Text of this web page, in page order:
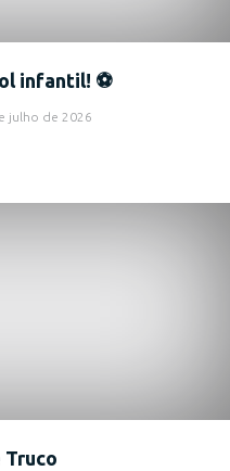
infantil! ⚽
julho de 2026